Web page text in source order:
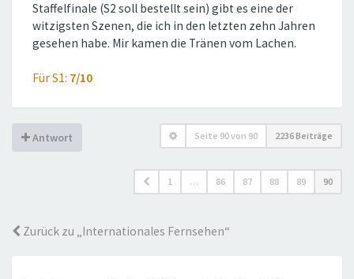
Staffelfinale (S2 soll bestellt sein) gibt es eine der
witzigsten Szenen, die ich in den letzten zehn Jahren
gesehen habe. Mir kamen die Tränen vom Lachen.
Für S1: 7/10
Antwort Seite 90von 90 2236 Beiträge
1 … 86 87 88 89 90
Zurück zu „Internationales Fernsehen“